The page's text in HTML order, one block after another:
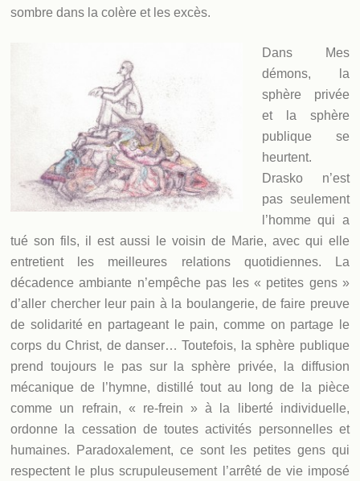
sombre dans la colère et les excès.
Dans Mes
démons, la
sphère privée
et la sphère
publique se
heurtent.
Drasko n’est
pas seulement
l’homme qui a
tué son fils, il est aussi le voisin de Marie, avec qui elle
entretient les meilleures relations quotidiennes. La
décadence ambiante n’empêche pas les « petites gens »
d’aller chercher leur pain à la boulangerie, de faire preuve
de solidarité en partageant le pain, comme on partage le
corps du Christ, de danser… Toutefois, la sphère publique
prend toujours le pas sur la sphère privée, la diffusion
mécanique de l’hymne, distillé tout au long de la pièce
comme un refrain, « re-frein » à la liberté individuelle,
ordonne la cessation de toutes activités personnelles et
humaines. Paradoxalement, ce sont les petites gens qui
respectent le plus scrupuleusement l’arrêté de vie imposé